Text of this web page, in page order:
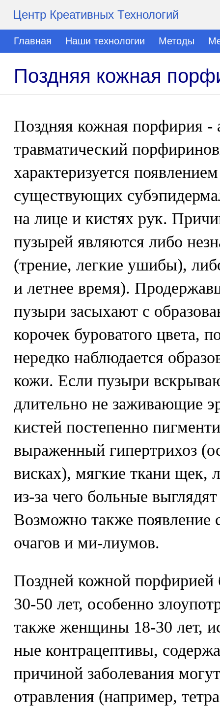
Центр Креативных Технологий
Главная Наши технологии Методы
Поздняя кожная
Поздняя кожная порфирия -
травматический
характеризуется
существующих
на лице и кистях рук.
пузырей являются либо
(трение, легкие ушибы),
и летнее время).
пузыри засыхают с
корочек буроватого цвета,
нередко наблюдается
кожи. Если пузыри
длительно не заживающие
кистей постепенно
выраженный гипертрихоз
висках), мягкие ткани щек,
из-за чего больные
Возможно также появление
очагов и ми-лиумов.
Поздней кожной
30-50 лет, особенно
также женщины 18-30 лет,
ные контрацептивы,
причиной заболевания
отравления (например,